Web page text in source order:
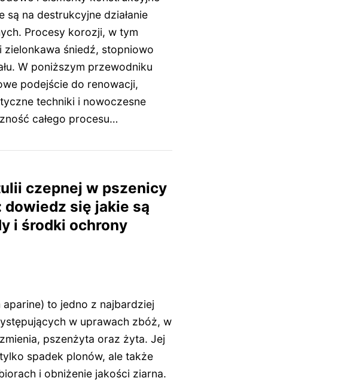
są na destrukcyjne działanie
Procesy korozji, w tym
śniedź, stopniowo
W poniższym przewodniku
podejście do renowacji,
techniki i nowoczesne
całego procesu…
czepnej w pszenicy
się jakie są
i środki ochrony
to jedno z najbardziej
w uprawach zbóż, w
pszenżyta oraz żyta. Jej
spadek plonów, ale także
i obniżenie jakości ziarna.